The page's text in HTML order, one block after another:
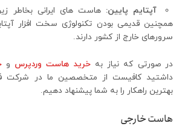
آپتایم پایین:هاست های ایرانی بخاطر
همچنین قدیمی بودن تکنولوژی سخت افزار
سرورهای خارج از کشور دارند.
در صورتی که نیاز بهخرید هاست وردپرس و
داشتید کافیست از متخصصین ما در شرکت
بهترین راهکار را به شما پیشنهاد دهیم.
هاست خارجی